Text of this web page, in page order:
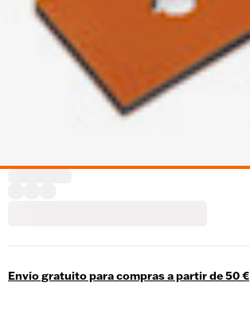
Envío gratuito para compras a partir de 50 €